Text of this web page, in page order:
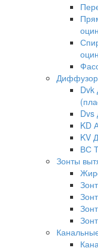
Dvk
Dvs
KD
KV
ВС
Зонты